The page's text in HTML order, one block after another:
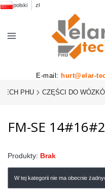
polski zł
E-mail: hurt@elar-
PHU CZĘŚCI DO
FM-SE
Produkty: Brak
W tej kategorii nie ma obecnie